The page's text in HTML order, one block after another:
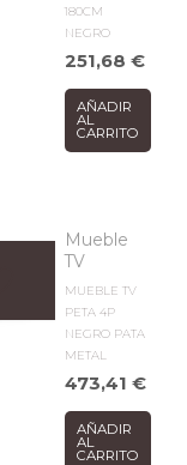
180CM
NEGRO
251,68€
AÑADIR
AL
CARRITO
Mueble
TV
MUEBLE TV
PETA 4P
NEGRO PATA
METAL
473,41€
AÑADIR
AL
CARRITO